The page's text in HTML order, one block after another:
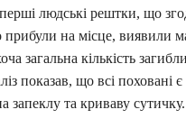
людські рештки, що
прибули на місце, виявили
загальна кількість
показав, що всі поховані
запеклу та криваву сутичку.